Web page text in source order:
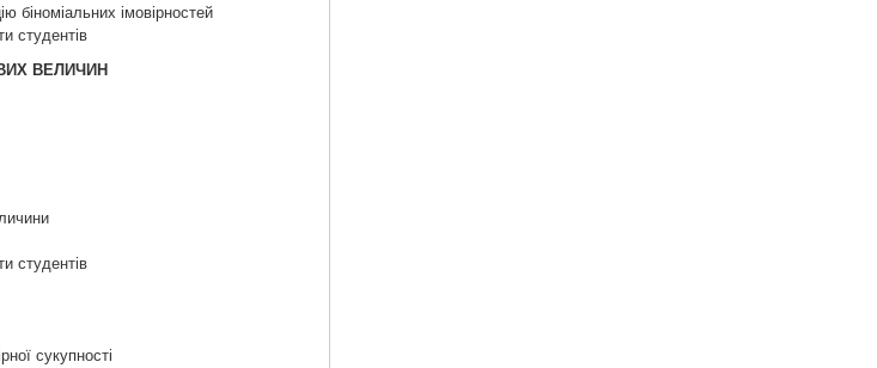
імовірностей
студентів
ВЕЛИЧИН
студентів
сукупності